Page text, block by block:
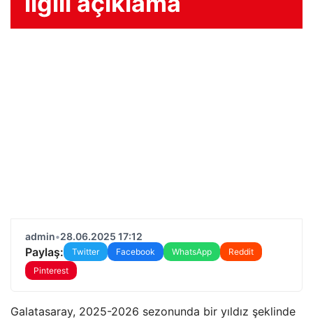
admin•28.06.2025 17:12
Paylaş: Twitter Facebook WhatsApp
Reddit
Pinterest
Galatasaray, 2025-2026 sezonunda bir yıldız şeklinde